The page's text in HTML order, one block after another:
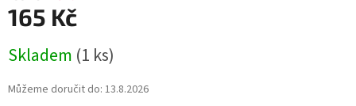
165 Kč
cena:
Skladem (1 ks)
Můžeme doručit do: 13.8.2026